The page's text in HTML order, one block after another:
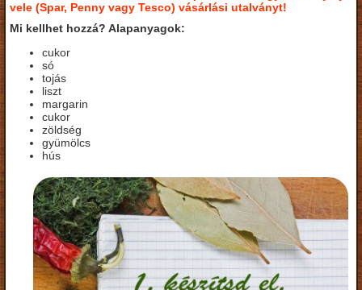
vele (Spar, Penny vagy Tesco) vásárlási utalványt!
Mi kellhet hozzá? Alapanyagok:
cukor
só
tojás
liszt
margarin
cukor
zöldség
gyümölcs
hús